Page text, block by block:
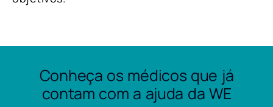
Conheça os médicos que já
contam com a ajuda da WE